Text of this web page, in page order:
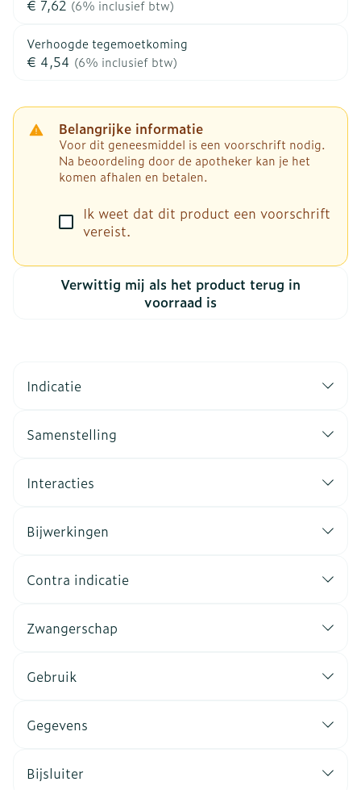
€ 7,62 (6% inclusief btw)
Verhoogde tegemoetkoming
€ 4,54 (6% inclusief btw)
Belangrijke informatie
Voor dit geneesmiddel is een voorschrift nodig.
Na beoordeling door de apotheker kan je het
komen afhalen en betalen.
Ik weet dat dit product een voorschrift
vereist.
Verwittig mij als het product terug in
voorraad is
Indicatie
Samenstelling
Interacties
Bijwerkingen
Contra indicatie
Zwangerschap
Gebruik
Gegevens
Bijsluiter